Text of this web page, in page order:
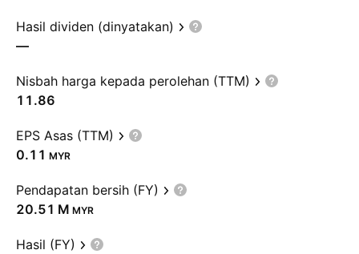
Hasil dividen (dinyatakan)
—
Nisbah harga kepada perolehan (TTM)
11.86
EPS Asas (TTM)
0.11 MYR
Pendapatan bersih (FY)
‪20.51 M‬ MYR
Hasil (FY)